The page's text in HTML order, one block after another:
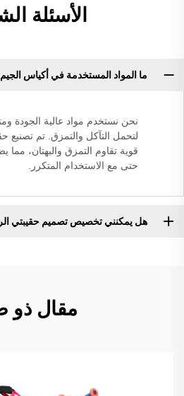
الأسئلة
ما المواد المستخدمة في أكياس
نحن نستخدم مواد عالية الجودة
لتحمل التآكل والتمزق. تم تصنيع
قوية تقاوم التمزق والبهتان، مما
حتى مع الاستخدام المتكرر.
هل يمكنني تخصيص تصميم حقيبتي
مقال ذو